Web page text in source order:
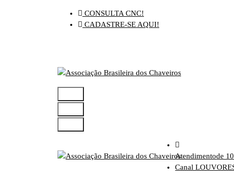
CONSULTA CNC!
CADASTRE-SE AQUI!
Atendimentode
Canal